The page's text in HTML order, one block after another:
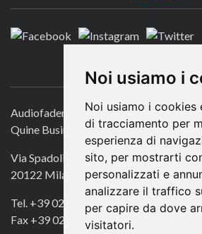
Noi usiamo i
Noi usiamo i cookies
di tracciamento per
esperienza di
sito, per mostrarti
personalizzati e
analizzare il traffico
per capire da dove
visitatori.
CONTATTACI
Audiofader.com
Quine Business Publisher
Via Spadolini 7
20122 Milano
Tel. +39 02 49756990
Fax +39 02 72016740